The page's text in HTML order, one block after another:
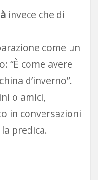
invece che di
come un
“È come avere
d’inverno”.
o amici,
in conversazioni
predica.